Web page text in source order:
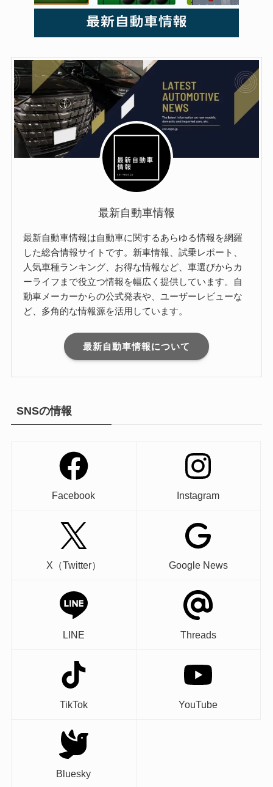
最新自動車情報
最新自動車情報は自動車に関するあらゆる情報を網羅
した総合情報サイトです。新車情報、試乗レポート、
人気車種ランキング、お得な情報など、車選びからカ
ーライフまで役立つ情報を幅広く提供しています。自
動車メーカーからの公式発表や、ユーザーレビューな
ど、多角的な情報源を活用しています。
最新自動車情報について
SNSの情報
Facebook Instagram
X（Twitter） Google News
LINE Threads
TikTok YouTube
Bluesky